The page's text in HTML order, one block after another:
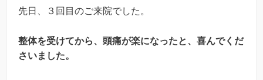
先日、３回目のご来院でした。
整体を受けてから、頭痛が楽になったと、喜んでくだ
さいました。